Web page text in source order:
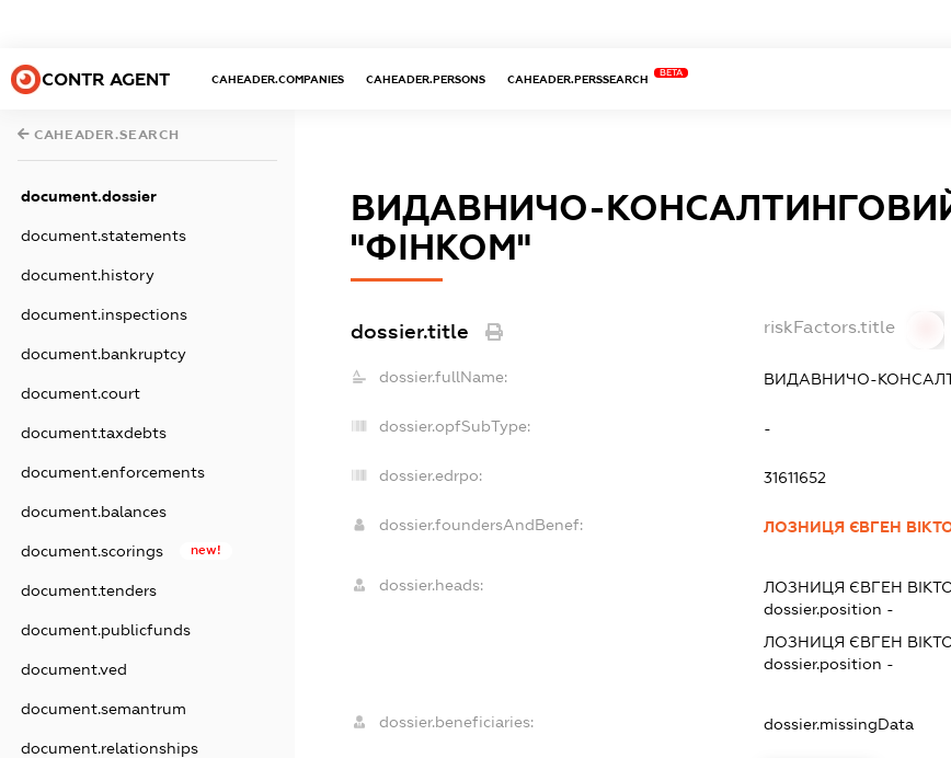
CONTR AGENT CAHEADER.COMPANIES CAHEADER.PERSONS CAHEADER.PERSSEARCH
BETA
CAHEADER.SEARCH
document.dossier
document.statements
document.history
document.inspections
document.bankruptcy
document.court
document.taxdebts
document.enforcements
document.balances
document.scorings new!
document.tenders
document.publicfunds
document.ved
document.semantrum
document.relationships
ВИДАВНИЧО-
"ФІНКОМ"
dossier.title riskFactors.title
dossier.fullName: ВИДАВНИЧО-
dossier.opfSubType: -
dossier.edrpo: 31611652
dossier.foundersAndBenef: ЛОЗНИЦЯ ЄВГЕН
dossier.heads: ЛОЗНИЦЯ ЄВГЕН
dossier.position -
ЛОЗНИЦЯ ЄВГЕН
dossier.position -
dossier.beneficiaries: dossier.missingData